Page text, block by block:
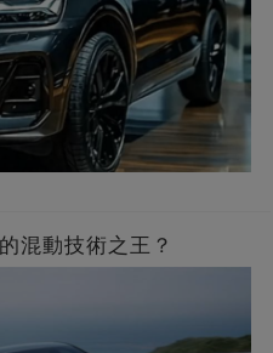
混動技術之王？